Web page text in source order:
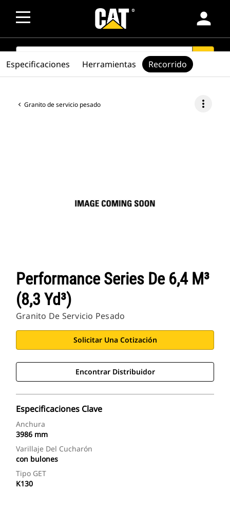
person
SEARCH
Granito de servicio pesado more_vert
Performance Series De 6,4 M³
(8,3 Yd³)
Granito De Servicio Pesado
Solicitar Una Cotización
Encontrar Distribuidor
Especificaciones Clave
Anchura
3986 mm
Varillaje Del Cucharón
con bulones
Tipo GET
K130
Especificaciones Herramientas Recorrido